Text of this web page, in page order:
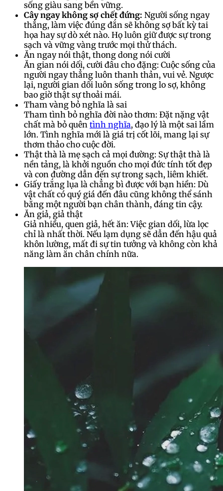
sống giàu sang bền vững.
Cây ngay không sợ chết đứng: Người sống ngay
thẳng, làm việc đúng đắn sẽ không sợ bất kỳ tai
họa hay sự dò xét nào. Họ luôn giữ được sự trong
sạch và vững vàng trước mọi thử thách.
Ăn ngay nói thật, thong dong nói cười
Ăn gian nói dối, cười đâu cho đặng: Cuộc sống của
người ngay thẳng luôn thanh thản, vui vẻ. Ngược
lại, người gian dối luôn sống trong lo sợ, không
bao giờ thật sự thoải mái.
Tham vàng bỏ nghĩa là sai
Tham tình bỏ nghĩa đời nào thơm: Đặt nặng vật
chất mà bỏ quên tình nghĩa, đạo lý là một sai lầm
lớn. Tình nghĩa mới là giá trị cốt lõi, mang lại sự
thơm thảo cho cuộc đời.
Thật thà là mẹ sạch cả mọi đường: Sự thật thà là
nền tảng, là khởi nguồn cho mọi đức tính tốt đẹp
và con đường dẫn đến sự trong sạch, liêm khiết.
Giấy trắng lụa là chẳng bì được với bạn hiền: Dù
vật chất có quý giá đến đâu cũng không thể sánh
bằng một người bạn chân thành, đáng tin cậy.
Ăn giả, giả thật
Giả nhiều, quen giả, hết ăn: Việc gian dối, lừa lọc
chỉ là nhất thời. Nếu lạm dụng sẽ dẫn đến hậu quả
khôn lường, mất đi sự tin tưởng và không còn khả
năng làm ăn chân chính nữa.